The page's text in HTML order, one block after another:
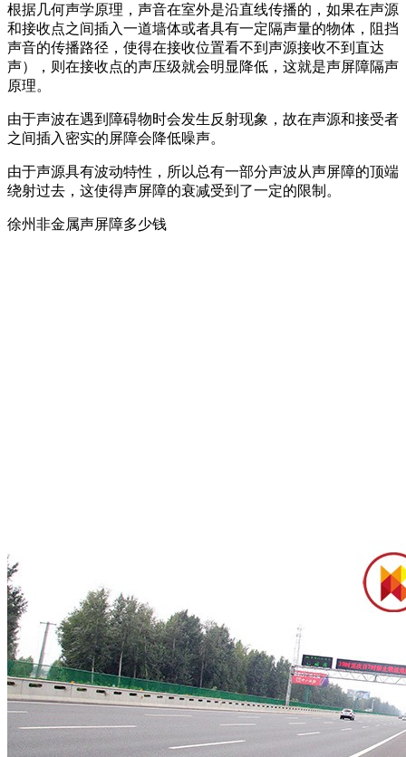
根据几何声学原理，声音在室外是沿直线传播的，如果在声源
和接收点之间插入一道墙体或者具有一定隔声量的物体，阻挡
声音的传播路径，使得在接收位置看不到声源接收不到直达
声），则在接收点的声压级就会明显降低，这就是声屏障隔声
原理。
由于声波在遇到障碍物时会发生反射现象，故在声源和接受者
之间插入密实的屏障会降低噪声。
由于声源具有波动特性，所以总有一部分声波从声屏障的顶端
绕射过去，这使得声屏障的衰减受到了一定的限制。
徐州非金属声屏障多少钱